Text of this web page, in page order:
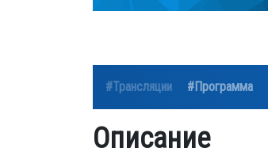
#Трансляции #Программа
Описание